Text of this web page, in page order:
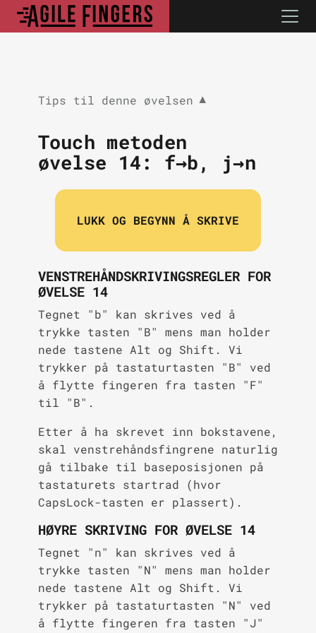
Tips til denne øvelsen ▼
Touch metoden
øvelse 14: f→b, j→n
LUKK OG BEGYNN Å SKRIVE
VENSTREHÅNDSKRIVINGSREGLER FOR
ØVELSE 14
Tegnet "b" kan skrives ved å
trykke tasten "B" mens man holder
nede tastene Alt og Shift. Vi
trykker på tastaturtasten "B" ved
å flytte fingeren fra tasten "F"
til "B".
Etter å ha skrevet inn bokstavene,
skal venstrehåndsfingrene naturlig
gå tilbake til baseposisjonen på
tastaturets startrad (hvor
CapsLock-tasten er plassert).
HØYRE SKRIVING FOR ØVELSE 14
Tegnet "n" kan skrives ved å
trykke tasten "N" mens man holder
nede tastene Alt og Shift. Vi
trykker på tastaturtasten "N" ved
å flytte fingeren fra tasten "J"